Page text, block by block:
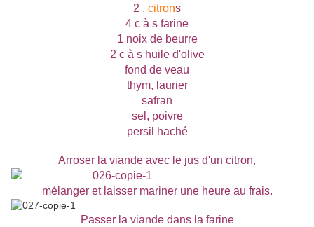
2 , citrons
4 c à s farine
1 noix de beurre
2 c à s huile d'olive
fond de veau
thym, laurier
safran
sel, poivre
persil haché
Arroser la viande avec le jus d'un citron,
mélanger et laisser mariner une heure au frais.
Passer la viande dans la farine